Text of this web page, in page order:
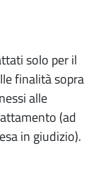
solo per il
finalità sopra
alle
(ad
in giudizio).